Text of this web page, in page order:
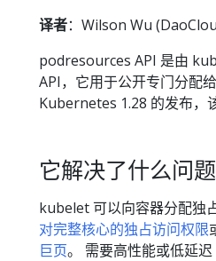
译者：Wilson Wu
podresources API 是由
API，它用于公开专门分配
Kubernetes 1.28 的发布，
它解决了什么问题
kubelet 可以向容器分配独
对完整核心的独占访问权限
巨页。 需要高性能或低延